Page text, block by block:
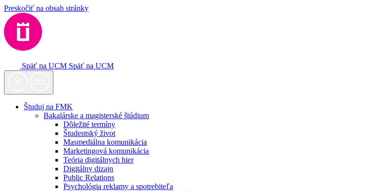
Preskočiť na obsah stránky
Späť na UCM Späť na UCM
Študuj na FMK
Bakalárske a magisterské štúdium
Dôležité termíny
Študentský život
Masmediálna komunikácia
Marketingová komunikácia
Teória digitálnych hier
Digitálny dizajn
Public Relations
Psychológia reklamy a spotrebiteľa